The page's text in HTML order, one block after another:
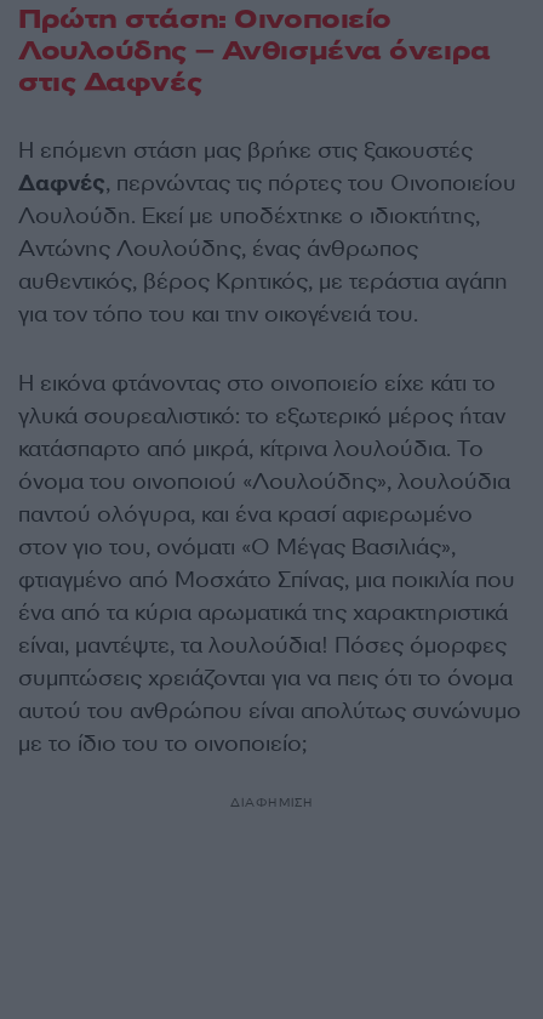
Πρώτη στάση: Οινοποιείο
Λουλούδης – Ανθισμένα όνειρα
στις Δαφνές
Η επόμενη στάση μας βρήκε στις ξακουστές
Δαφνές, περνώντας τις πόρτες του Οινοποιείου
Λουλούδη. Εκεί με υποδέχτηκε ο ιδιοκτήτης,
Αντώνης Λουλούδης, ένας άνθρωπος
αυθεντικός, βέρος Κρητικός, με τεράστια αγάπη
για τον τόπο του και την οικογένειά του.
Η εικόνα φτάνοντας στο οινοποιείο είχε κάτι το
γλυκά σουρεαλιστικό: το εξωτερικό μέρος ήταν
κατάσπαρτο από μικρά, κίτρινα λουλούδια. Το
όνομα του οινοποιού «Λουλούδης», λουλούδια
παντού ολόγυρα, και ένα κρασί αφιερωμένο
στον γιο του, ονόματι «Ο Μέγας Βασιλιάς»,
φτιαγμένο από Μοσχάτο Σπίνας, μια ποικιλία που
ένα από τα κύρια αρωματικά της χαρακτηριστικά
είναι, μαντέψτε, τα λουλούδια! Πόσες όμορφες
συμπτώσεις χρειάζονται για να πεις ότι το όνομα
αυτού του ανθρώπου είναι απολύτως συνώνυμο
με το ίδιο του το οινοποιείο;
ΔΙΑΦΗΜΙΣΗ